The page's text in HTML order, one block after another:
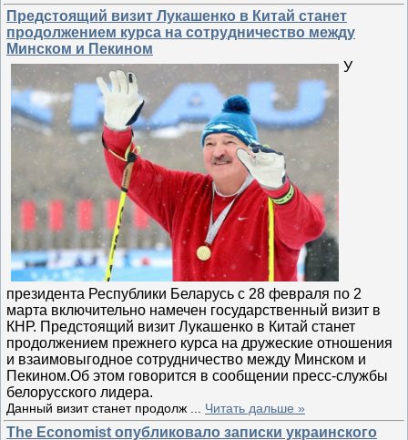
Предстоящий визит Лукашенко в Китай станет
продолжением курса на сотрудничество между
Минском и Пекином
У
президента Республики Беларусь с 28 февраля по 2
марта включительно намечен государственный визит в
КНР. Предстоящий визит Лукашенко в Китай станет
продолжением прежнего курса на дружеские отношения
и взаимовыгодное сотрудничество между Минском и
Пекином.Об этом говорится в сообщении пресс-службы
белорусского лидера.
Данный визит станет продолж ... Читать дальше »
The Economist опубликовало записки украинского